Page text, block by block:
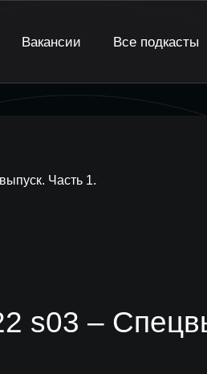
Вакансии Все подкасты
Часть 1.
s03 –